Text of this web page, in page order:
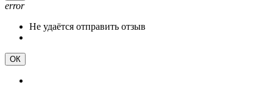
error
Не удаётся отправить отзыв
ОК